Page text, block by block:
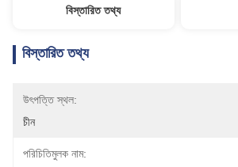
বিস্তারিত তথ্য
বিস্তারিত তথ্য
উৎপত্তি স্থল:
চীন
পরিচিতিমুলক নাম: